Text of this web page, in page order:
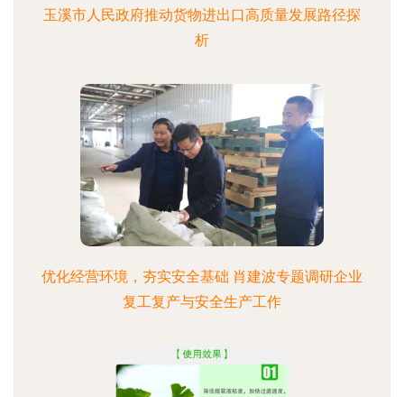
玉溪市人民政府推动货物进出口高质量发展路径探
析
优化经营环境，夯实安全基础 肖建波专题调研企业
复工复产与安全生产工作